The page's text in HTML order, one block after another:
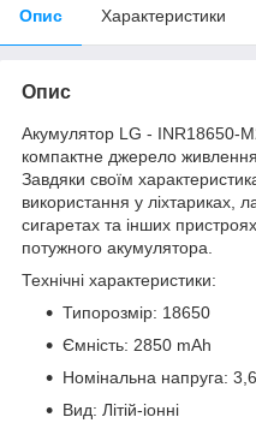
Опис Характеристики
Опис
Акумулятор LG - INR18650-
компактне джерело живлення
Завдяки своїм
використання у ліхтариках,
сигаретах та інших
потужного акумулятора.
Технічні характеристики:
Типорозмір: 18650
Ємність: 2850 mAh
Номінальна напруга:
Вид: Літій-іонні